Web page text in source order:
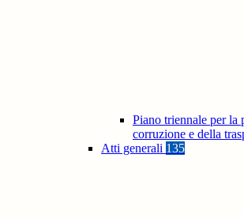
Piano triennale per la
corruzione e della
Atti generali 135